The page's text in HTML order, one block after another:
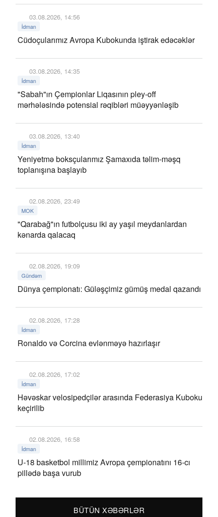
03.08.2026, 14:56
İdman
Cüdoçularımız Avropa Kubokunda iştirak edəcəklər
03.08.2026, 14:35
İdman
"Sabah"ın Çempionlar Liqasının pley-off
mərhələsində potensial rəqibləri müəyyənləşib
03.08.2026, 13:40
İdman
Yeniyetmə boksçularımız Şamaxıda təlim-məşq
toplanışına başlayıb
02.08.2026, 23:49
MOK
"Qarabağ"ın futbolçusu iki ay yaşıl meydanlardan
kənarda qalacaq
02.08.2026, 19:09
Gündəm
Dünya çempionatı: Güləşçimiz gümüş medal qazandı
02.08.2026, 17:28
İdman
Ronaldo və Corcina evlənməyə hazırlaşır
02.08.2026, 17:02
İdman
Həvəskar velosipedçilər arasında Federasiya Kuboku
keçirilib
02.08.2026, 16:58
İdman
U-18 basketbol millimiz Avropa çempionatını 16-cı
pillədə başa vurub
BÜTÜN XƏBƏRLƏR